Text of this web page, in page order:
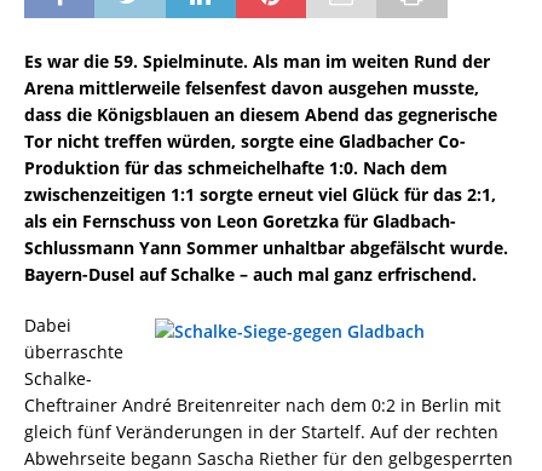
Es war die 59. Spielminute. Als man im weiten Rund der
Arena mittlerweile felsenfest davon ausgehen musste,
dass die Königsblauen an diesem Abend das gegnerische
Tor nicht treffen würden, sorgte eine Gladbacher Co-
Produktion für das schmeichelhafte 1:0. Nach dem
zwischenzeitigen 1:1 sorgte erneut viel Glück für das 2:1,
als ein Fernschuss von Leon Goretzka für Gladbach-
Schlussmann Yann Sommer unhaltbar abgefälscht wurde.
Bayern-Dusel auf Schalke – auch mal ganz erfrischend.
Dabei
überraschte
Schalke-
Cheftrainer André Breitenreiter nach dem 0:2 in Berlin mit
gleich fünf Veränderungen in der Startelf. Auf der rechten
Abwehrseite begann Sascha Riether für den gelbgesperrten